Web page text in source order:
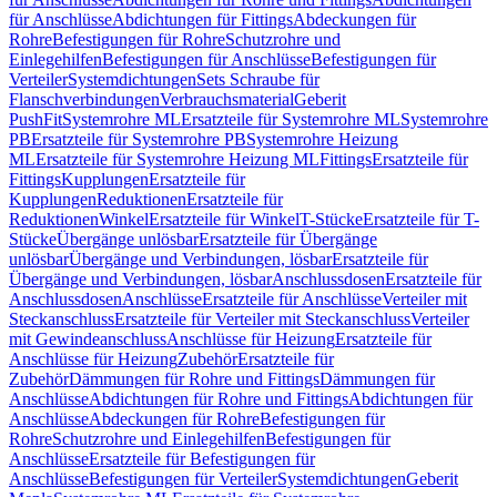
für AnschlüsseAbdichtungen für FittingsAbdeckungen für
RohreBefestigungen für RohreSchutzrohre und
EinlegehilfenBefestigungen für AnschlüsseBefestigungen für
VerteilerSystemdichtungenSets Schraube für
FlanschverbindungenVerbrauchsmaterialGeberit
PushFitSystemrohre MLErsatzteile für Systemrohre MLSystemrohre
PBErsatzteile für Systemrohre PBSystemrohre Heizung
MLErsatzteile für Systemrohre Heizung MLFittingsErsatzteile für
FittingsKupplungenErsatzteile für
KupplungenReduktionenErsatzteile für
ReduktionenWinkelErsatzteile für WinkelT-StückeErsatzteile für T-
StückeÜbergänge unlösbarErsatzteile für Übergänge
unlösbarÜbergänge und Verbindungen, lösbarErsatzteile für
Übergänge und Verbindungen, lösbarAnschlussdosenErsatzteile für
AnschlussdosenAnschlüsseErsatzteile für AnschlüsseVerteiler mit
SteckanschlussErsatzteile für Verteiler mit SteckanschlussVerteiler
mit GewindeanschlussAnschlüsse für HeizungErsatzteile für
Anschlüsse für HeizungZubehörErsatzteile für
ZubehörDämmungen für Rohre und FittingsDämmungen für
AnschlüsseAbdichtungen für Rohre und FittingsAbdichtungen für
AnschlüsseAbdeckungen für RohreBefestigungen für
RohreSchutzrohre und EinlegehilfenBefestigungen für
AnschlüsseErsatzteile für Befestigungen für
AnschlüsseBefestigungen für VerteilerSystemdichtungenGeberit